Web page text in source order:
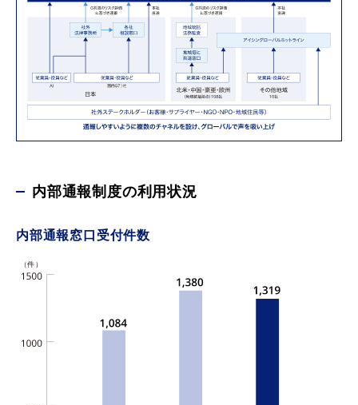
内部通報制度の利用状況
内部通報窓口受付件数